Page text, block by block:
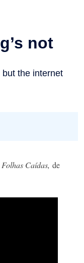
Folhas Caídas, de